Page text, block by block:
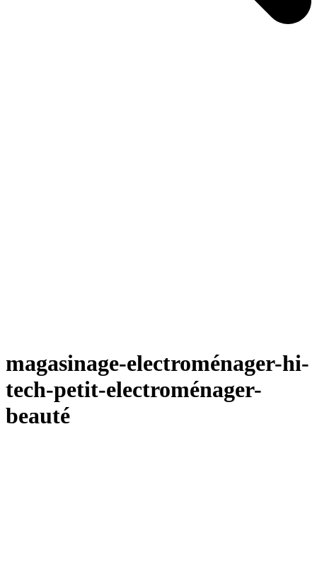
magasinage-electroménager-hi-
tech-petit-electroménager-
beauté